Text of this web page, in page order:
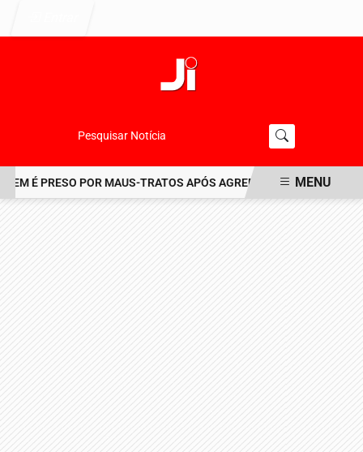
Pesquisar Notícia
É PRESO POR MAUS-TRATOS APÓS AGREDIR GRAVEMENTE
MENU